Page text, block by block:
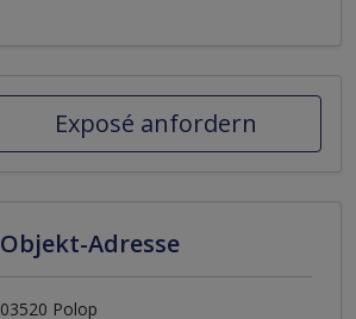
Exposé anfordern
Objekt-Adresse
03520 Polop